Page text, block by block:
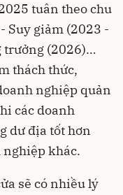
tuân theo chu
Suy giảm (2023 -
trưởng (2026)…
thách thức,
nghiệp quản
các doanh
dư địa tốt hơn
khác.
sẽ có nhiều lý